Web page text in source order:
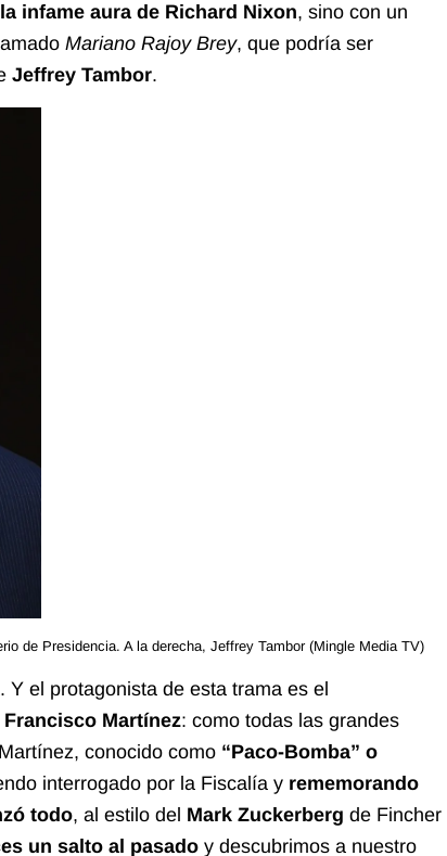
la infame aura de Richard Nixon, sino con un
Mariano Rajoy Brey, que podría ser
Jeffrey Tambor.
de Presidencia. A la derecha, Jeffrey Tambor (Mingle Media TV)
el protagonista de esta trama es el
Martínez: como todas las grandes
conocido como “Paco-Bomba” o
interrogado por la Fiscalía y rememorando
todo, al estilo del Mark Zuckerberg de Fincher
un salto al pasado y descubrimos a nuestro